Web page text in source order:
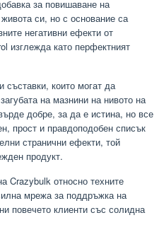
за повишаване на
си, но с основание са
негативни ефекти от
изглежда като перфектният
които могат да
на мазнини на нивото на
добре, за да е истина, но все
прост и правдоподобен списък
странични ефекти, той
продукт.
Crazybulk относно техните
мрежа за поддръжка на
повечето клиенти със солидна